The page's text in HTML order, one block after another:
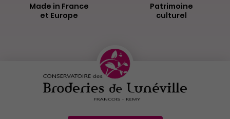
Made in France
et Europe
Patrimoine
culturel